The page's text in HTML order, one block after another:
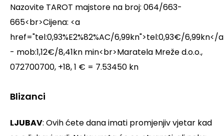
Nazovite TAROT majstore na broj: 064/663-
665<br>Cijena: <a
href="tel:0,93%E2%82%AC/6,99kn">tel:0,93€/6,99kn</
- mob:1,12€/8,41kn min<br>Maratela Mreže d.o.o.,
072700700, +18, 1 € = 7.53450 kn
Blizanci
LJUBAV: Ovih ćete dana imati promjenjiv vjetar kad